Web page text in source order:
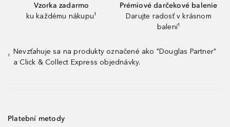
Vzorka zadarmo
ku každému nákupu¹
Prémiové darčekové balenie
Darujte radosť v krásnom
balení¹
¹
Nevzťahuje sa na produkty označené ako "Douglas Partner"
a Click & Collect Express objednávky.
Platební metody